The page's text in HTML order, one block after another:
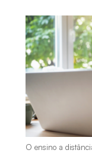
O ensino a